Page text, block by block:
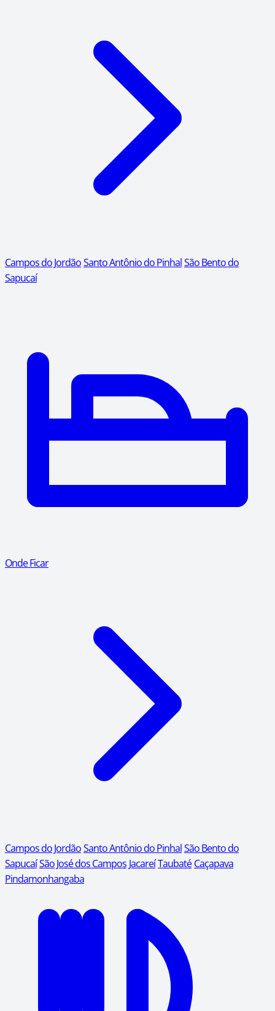
Campos do JordãoSanto Antônio do PinhalSão Bento do
Sapucaí
Onde Ficar
Campos do JordãoSanto Antônio do PinhalSão Bento do
SapucaíSão José dos Campos JacareíTaubaté Caçapava
Pindamonhangaba